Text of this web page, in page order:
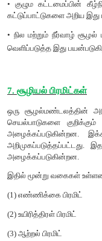
மேய்ச்சல்
முதல் இணைப்பு
நுகர்வோர்கள் (எலி),
பெறுகின்றன.
(பருந்து)
பெறுகின்றன.